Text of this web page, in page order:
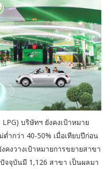
บริษัทฯ ยังคงเป้าหมาย
ำกว่า 40-50% เมื่อเทียบปีก่อน
งวางเป้าหมายการขยายสาขา
จจุบันมี 1,126 สาขา เป็นผลมา